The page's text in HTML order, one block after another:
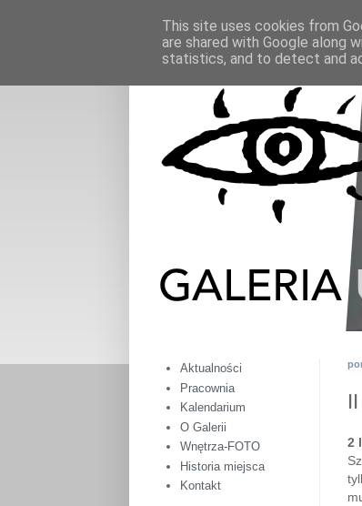
2
Aktualności
Pracownia
Kalendarium
O Galerii
Wnętrza-FOTO
Historia miejsca
Kontakt
This site uses cookies from
are shared with Google along
statistics, and to detect and